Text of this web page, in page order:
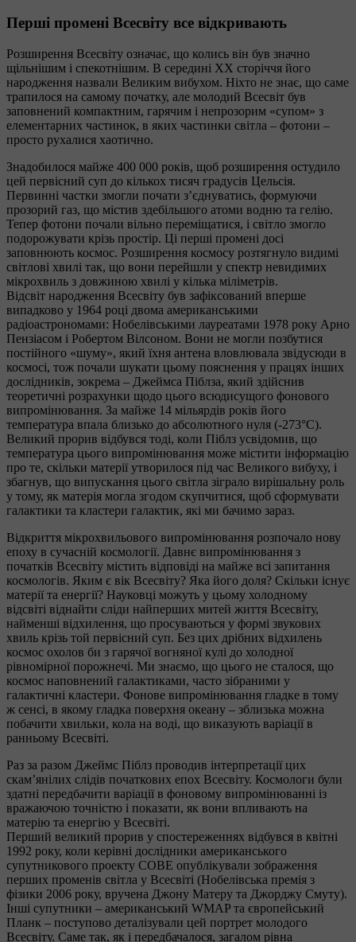
Перші промені Всесвіту все відкривають
Розширення Всесвіту означає, що колись він був значно
щільнішим і спекотнішим. В середині ХХ сторіччя його
народження назвали Великим вибухом. Ніхто не знає, що саме
трапилося на самому початку, але молодий Всесвіт був
заповнений компактним, гарячим і непрозорим «супом» з
елементарних частинок, в яких частинки світла – фотони –
просто рухалися хаотично.
Знадобилося майже 400 000 років, щоб розширення остудило
цей первісний суп до кількох тисяч градусів Цельсія.
Первинні частки змогли почати з’єднуватись, формуючи
прозорий газ, що містив здебільшого атоми водню та гелію.
Тепер фотони почали вільно переміщатися, і світло змогло
подорожувати крізь простір. Ці перші промені досі
заповнюють космос. Розширення космосу розтягнуло видимі
світлові хвилі так, що вони перейшли у спектр невидимих
мікрохвиль з довжиною хвилі у кілька міліметрів.
Відсвіт народження Всесвіту був зафіксований вперше
випадково у 1964 році двома американськими
радіоастрономами: Нобелівськими лауреатами 1978 року Арно
Пензіасом і Робертом Вілсоном. Вони не могли позбутися
постійного «шуму», який їхня антена вловлювала звідусюди в
космосі, тож почали шукати цьому пояснення у працях інших
дослідників, зокрема – Джеймса Піблза, який здійснив
теоретичні розрахунки щодо цього всюдисущого фонового
випромінювання. За майже 14 мільярдів років його
температура впала близько до абсолютного нуля (-273°С).
Великий прорив відбувся тоді, коли Піблз усвідомив, що
температура цього випромінювання може містити інформацію
про те, скільки матерії утворилося під час Великого вибуху, і
збагнув, що випускання цього світла зіграло вирішальну роль
у тому, як матерія могла згодом скупчитися, щоб сформувати
галактики та кластери галактик, які ми бачимо зараз.
Відкриття мікрохвильового випромінювання розпочало нову
епоху в сучасній космології. Давнє випромінювання з
початків Всесвіту містить відповіді на майже всі запитання
космологів. Яким є вік Всесвіту? Яка його доля? Скільки існує
матерії та енергії? Науковці можуть у цьому холодному
відсвіті віднайти сліди найперших митей життя Всесвіту,
найменші відхилення, що просуваються у формі звукових
хвиль крізь той первісний суп. Без цих дрібних відхилень
космос охолов би з гарячої вогняної кулі до холодної
рівномірної порожнечі. Ми знаємо, що цього не сталося, що
космос наповнений галактиками, часто зібраними у
галактичні кластери. Фонове випромінювання гладке в тому
ж сенсі, в якому гладка поверхня океану – зблизька можна
побачити хвильки, кола на воді, що виказують варіації в
ранньому Всесвіті.
Раз за разом Джеймс Піблз проводив інтерпретації цих
скам’янілих слідів початкових епох Всесвіту. Космологи були
здатні передбачити варіації в фоновому випромінюванні із
вражаючою точністю і показати, як вони впливають на
матерію та енергію у Всесвіті.
Перший великий прорив у спостереженнях відбувся в квітні
1992 року, коли керівні дослідники американського
супутникового проекту СОВЕ опублікували зображення
перших променів світла у Всесвіті (Нобелівська премія з
фізики 2006 року, вручена Джону Матеру та Джорджу Смуту).
Інші супутники – американський WMAP та європейський
Планк – поступово деталізували цей портрет молодого
Всесвіту. Саме так, як і передбачалося, загалом рівна